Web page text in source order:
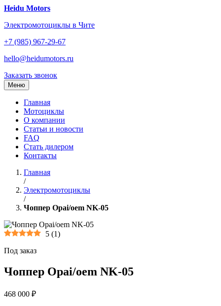
Перейти
содержанию
Heidu Motors
Электромотоциклы в Чите
+7 (985) 967-29-67
hello@heidumotors.ru
Заказать звонок
Меню
Главная
Мотоциклы
О компании
Статьи и новости
FAQ
Стать дилером
Контакты
Главная
/
Электромотоциклы
/
Чоппер Opai/oem NK-05
5 (1)
Под заказ
Чоппер Opai/oem NK-05
468 000 ₽